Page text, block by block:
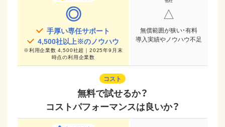
◎
手厚い専任サポート
4,500社以上※のノウハウ
※利用企業数 4,500社超｜2025年9月末
時点の利用企業数
△
無償範囲が狭い・有料
導入実績やノウハウ不足
コスト
無料で試せるか？
コストパフォーマンスは良いか？